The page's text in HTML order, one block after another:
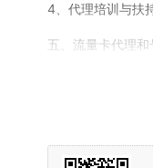
4、代理培训与扶
五、流量卡代理
3、团队建设与培